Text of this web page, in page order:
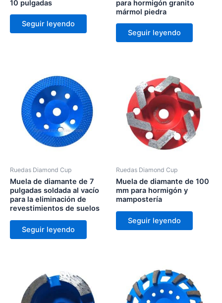
10 pulgadas
Seguir leyendo
para hormigón granito
mármol piedra
Seguir leyendo
Ruedas Diamond Cup
Muela de diamante de 7
pulgadas soldada al vacío
para la eliminación de
revestimientos de suelos
Seguir leyendo
Ruedas Diamond Cup
Muela de diamante de 100
mm para hormigón y
mampostería
Seguir leyendo